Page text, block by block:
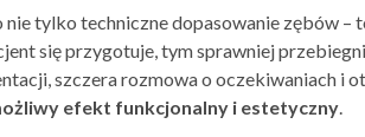
tylko techniczne dopasowanie zębów –
się przygotuje, tym sprawniej
szczera rozmowa o oczekiwaniach i
efekt funkcjonalny i estetyczny.